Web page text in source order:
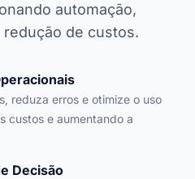
automação,
de custos.
reduza erros e otimize o uso
custos e aumentando a
Decisão